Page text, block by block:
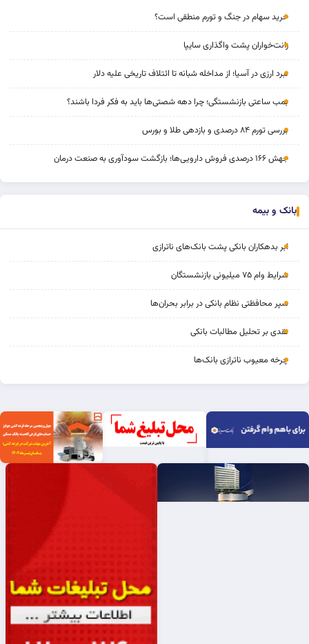
خرید سهام در جنگ و تورم منطقی است؟
رانت‌خواران پشت واگذاری سایپا
نبرد ارزی در آسیا؛ از مداخله‌ شبانه تا ائتلاف تاریخی علیه دلار
بمب ساعتی بازنشستگی؛ چرا دهه شصتی‌ها باید به فکر فردا باشند؟
بررسی تورم ۸۴ درصدی و بازدهی طلا و بورس
جهش ۱۶۶ درصدی فروش دارویی‌ها؛ بازگشت سودآوری به صنعت درمان
بانک و بیمه
ابر بدهکاران بانکی پشت بانک‌های ناترازی
شرایط وام ۷۵ میلیونی بازنشستگان
سپر محافظتی نظام بانکی در برابر بحران‌ها
نقدی بر تحلیل مطالبات بانکی
چرخه‌ معیوب ناترازی بانک‌ها